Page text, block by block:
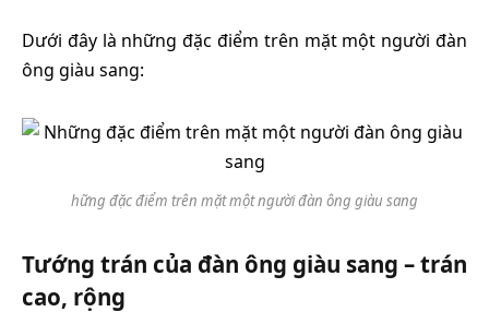
Dưới đây là những đặc điểm trên mặt một người đàn
ông giàu sang:
hững đặc điểm trên mặt một người đàn ông giàu sang
Tướng trán của đàn ông giàu sang – trán
cao, rộng